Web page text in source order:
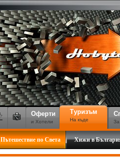
Оферти
и Хотели
Туризъм
На къде За
Пътешествие по Света Хижи в